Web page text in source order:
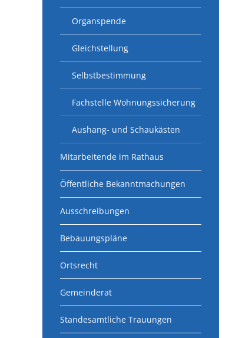
Organspende
Gleichstellung
Selbstbestimmung
Fachstelle Wohnungssicherung
Aushang- und Schaukästen
Mitarbeitende im Rathaus
Öffentliche Bekanntmachungen
Ausschreibungen
Bebauungspläne
Ortsrecht
Gemeinderat
Standesamtliche Trauungen